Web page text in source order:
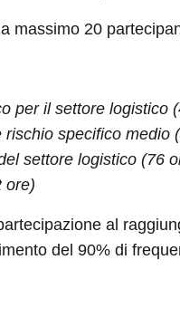
massimo 20
per il settore logistico
specifico medio
settore logistico (76
ore)
al
del 90% di